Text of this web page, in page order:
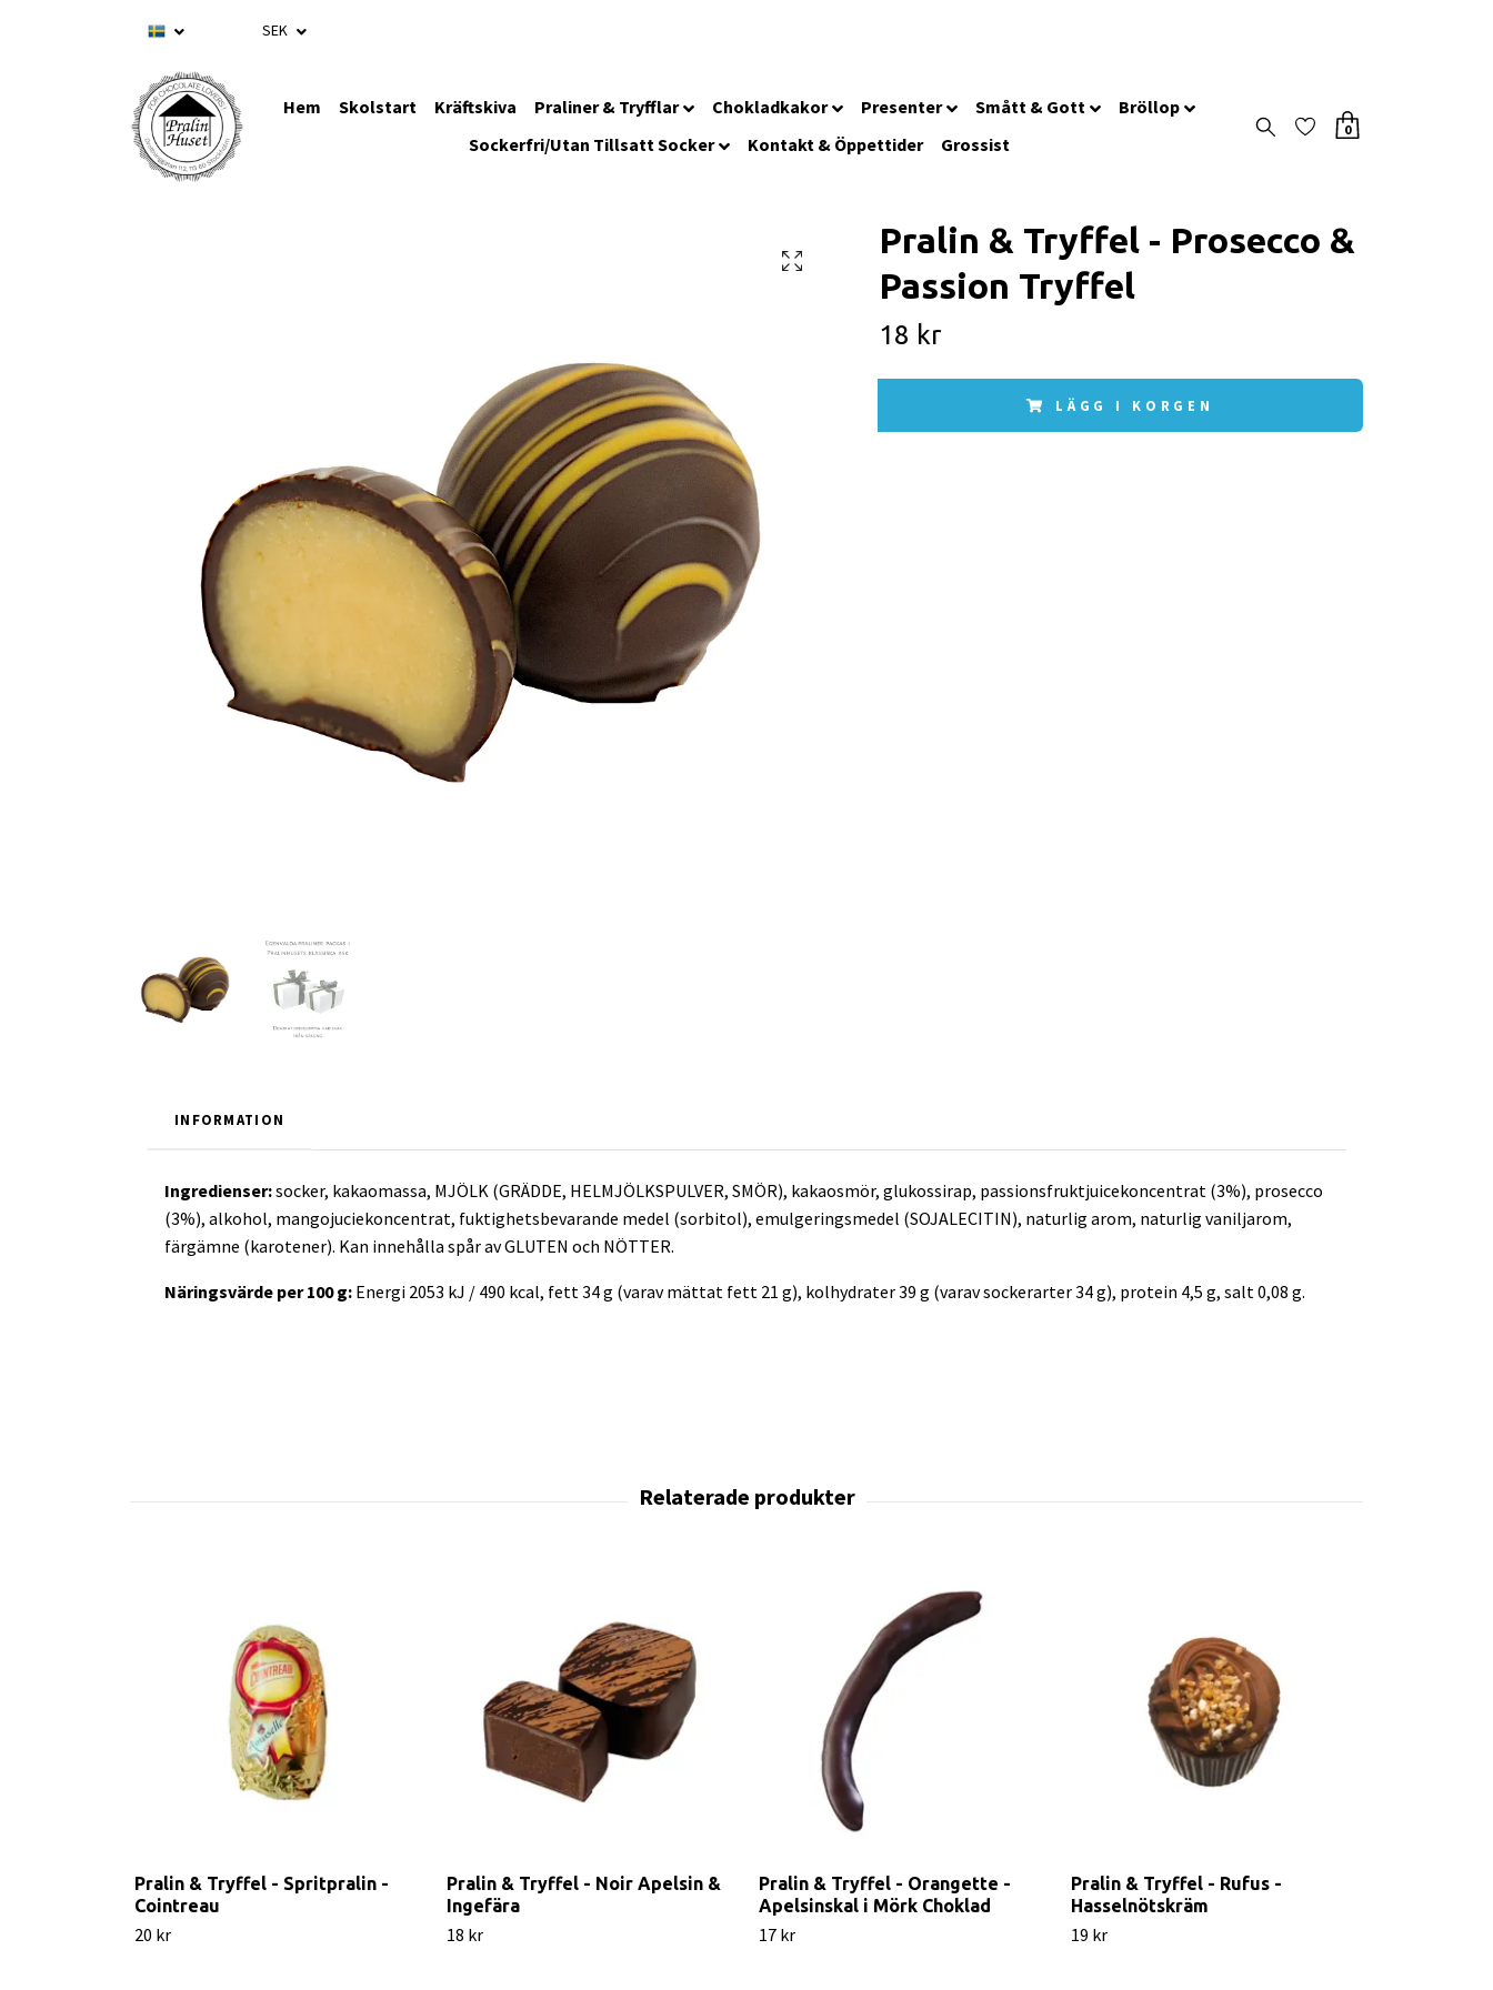
SEK
Hem Skolstart Kräftskiva Praliner & Tryfflar Chokladkakor Presenter Smått & Gott
Bröllop
Sockerfri/Utan Tillsatt Socker
Kontakt & Öppettider Grossist
0
Pralin & Tryffel - Prosecco &
Passion Tryffel
18 kr
LÄGG I KORGEN
INFORMATION
Ingredienser:socker, kakaomassa, MJÖLK (GRÄDDE, HELMJÖLKSPULVER, SMÖR), kakaosmör, glukossirap, passionsfruktjuicekoncentrat (3%), prosecco
(3%), alkohol, mangojuciekoncentrat, fuktighetsbevarande medel (sorbitol), emulgeringsmedel (SOJALECITIN), naturlig arom, naturlig vaniljarom,
färgämne (karotener). Kan innehålla spår avGLUTEN och NÖTTER.
Näringsvärde per 100 g: Energi 2053 kJ / 490 kcal, fett 34 g (varav mättat fett 21 g), kolhydrater 39 g (varav sockerarter 34 g), protein 4,5 g, salt 0,08 g.
Pralin & Tryffel - Spritpralin -
Cointreau
20 kr
Pralin & Tryffel - Noir Apelsin &
Ingefära
18 kr
Pralin & Tryffel - Orangette -
Apelsinskal i Mörk Choklad
17 kr
Pralin & Tryffel - Rufus -
Hasselnötskräm
19 kr